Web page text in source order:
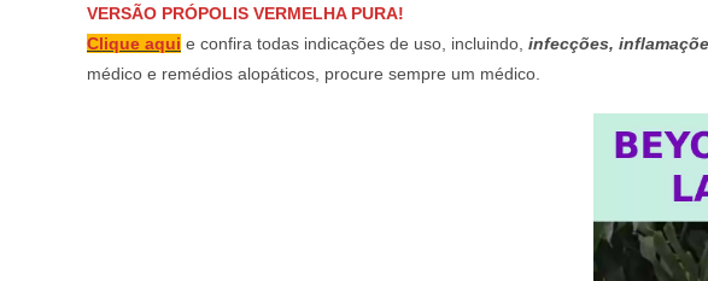
VERSÃO PRÓPOLIS VERMELHA PURA!
Clique aqui e confira todas indicações de uso, incluindo, infecções,
médico e remédios alopáticos, procure sempre um médico.